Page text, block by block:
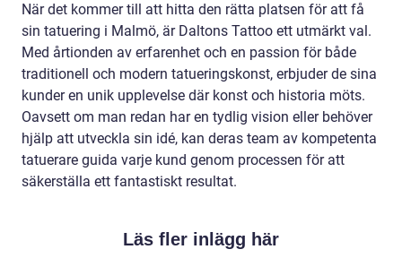
När det kommer till att hitta den rätta platsen för att få
sin tatuering i Malmö, är Daltons Tattoo ett utmärkt val.
Med årtionden av erfarenhet och en passion för både
traditionell och modern tatueringskonst, erbjuder de sina
kunder en unik upplevelse där konst och historia möts.
Oavsett om man redan har en tydlig vision eller behöver
hjälp att utveckla sin idé, kan deras team av kompetenta
tatuerare guida varje kund genom processen för att
säkerställa ett fantastiskt resultat.
Läs fler inlägg här